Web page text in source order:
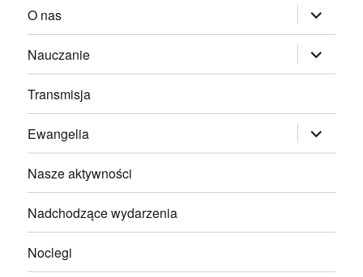
O nas rozwiń
menu
potomne
Nauczanie
rozwiń
menu
potomne
Transmisja
Ewangelia rozwiń
menu
potomne
Nasze aktywności
Nadchodzące wydarzenia
Noclegi